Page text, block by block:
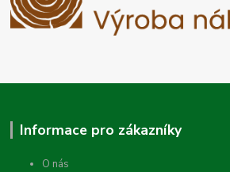
Informace pro zákazníky
O nás